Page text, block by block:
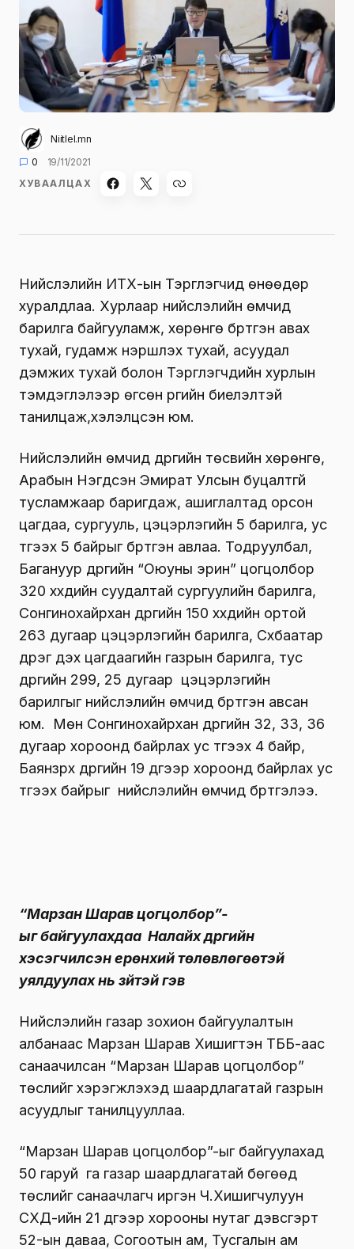
Niitlel.mn
0
19/11/2021
ХУВААЛЦАХ
Нийслэлийн ИТХ-ын Тэргүүлэгчид өнөөдөр
хуралдлаа. Хурлаар нийслэлийн өмчид
барилга байгууламж, хөрөнгө бүртгэн авах
тухай, гудамж нэршүүлэх тухай, асуудал
дэмжих тухай болон Тэргүүлэгчдийн хурлын
тэмдэглэлээр өгсөн үүргийн биелэлтэй
танилцаж,хэлэлцсэн юм.
Нийслэлийн өмчид дүүргийн төсвийн хөрөнгө,
Арабын Нэгдсэн Эмират Улсын буцалтгүй
тусламжаар баригдаж, ашиглалтад орсон
цагдаа, сургууль, цэцэрлэгийн 5 барилга, ус
түгээх 5 байрыг бүртгэн авлаа. Тодруулбал,
Багануур дүүргийн “Оюуны эрин” цогцолбор
320 хүүхдийн суудалтай сургуулийн барилга,
Сонгинохайрхан дүүргийн 150 хүүхдийн ортой
263 дугаар цэцэрлэгийн барилга, Сүхбаатар
дүүрэг дэх цагдаагийн газрын барилга, тус
дүүргийн 299, 25 дугаар цэцэрлэгийн
барилгыг нийслэлийн өмчид бүртгэн авсан
юм. Мөн Сонгинохайрхан дүүргийн 32, 33, 36
дугаар хороонд байрлах ус түгээх 4 байр,
Баянзүрх дүүргийн 19 дүгээр хороонд байрлах ус
түгээх байрыг нийслэлийн өмчид бүртгэлээ.
“Марзан Шарав цогцолбор”-
ыг байгуулахдаа Налайх дүүргийн
хэсэгчилсэн ерөнхий төлөвлөгөөтэй
уялдуулах нь зүйтэй гэв
Нийслэлийн газар зохион байгуулалтын
албанаас Марзан Шарав Хишигтэн ТББ-аас
санаачилсан “Марзан Шарав цогцолбор”
төслийг хэрэгжүүлэхэд шаардлагатай газрын
асуудлыг танилцууллаа.
“Марзан Шарав цогцолбор”-ыг байгуулахад
50 гаруй га газар шаардлагатай бөгөөд
төслийг санаачлагч иргэн Ч.Хишигчулуун
СХД-ийн 21 дүгээр хорооны нутаг дэвсгэрт
52-ын даваа, Согоотын ам, Тусгалын ам